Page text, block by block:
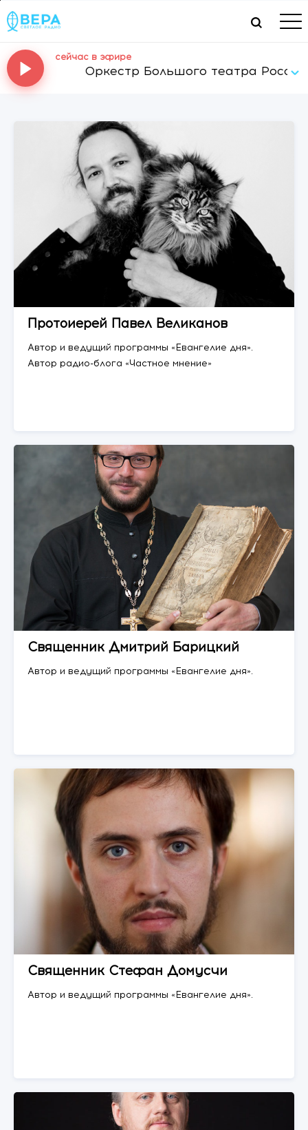
сейчас в эфире
Оркестр Большого театра России
Протоиерей Павел Великанов
Автор и ведущий программы «Евангелие дня».
Автор радио-блога «Частное мнение»
Священник Дмитрий Барицкий
Автор и ведущий программы «Евангелие дня».
Священник Стефан Домусчи
Автор и ведущий программы «Евангелие дня».